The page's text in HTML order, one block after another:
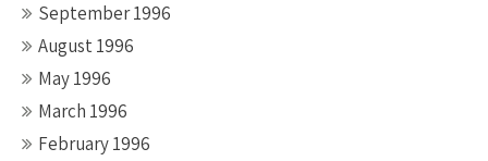
September 1996
August 1996
May 1996
March 1996
February 1996